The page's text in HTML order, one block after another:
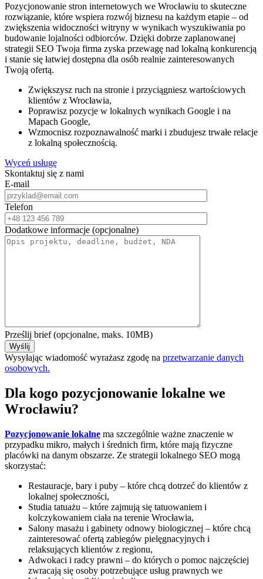
Pozycjonowanie stron internetowych we Wrocławiu to skuteczne
rozwiązanie, które wspiera rozwój biznesu na każdym etapie – od
zwiększenia widoczności witryny w wynikach wyszukiwania po
budowanie lojalności odbiorców. Dzięki dobrze zaplanowanej
strategii SEO Twoja firma zyska przewagę nad lokalną konkurencją
i stanie się łatwiej dostępna dla osób realnie zainteresowanych
Twoją ofertą.
Zwiększysz ruch na stronie i przyciągniesz wartościowych
klientów z Wrocławia,
Poprawisz pozycje w lokalnych wynikach Google i na
Mapach Google,
Wzmocnisz rozpoznawalność marki i zbudujesz trwałe relacje
z lokalną społecznością.
Wyceń usługę
Skontaktuj się z nami
E-mail
Telefon
Dodatkowe informacje (opcjonalne)
Prześlij brief (opcjonalne, maks. 10MB)
Wysyłając wiadomość wyrażasz zgodę na przetwarzanie danych
osobowych.
Dla kogo pozycjonowanie lokalne we
Wrocławiu?
Pozycjonowanie lokalne ma szczególnie ważne znaczenie w
przypadku mikro, małych i średnich firm, które mają fizyczne
placówki na danym obszarze. Ze strategii lokalnego SEO mogą
skorzystać:
Restauracje, bary i puby – które chcą dotrzeć do klientów z
lokalnej społeczności,
Studia tatuażu – które zajmują się tatuowaniem i
kolczykowaniem ciała na terenie Wrocławia,
Salony masażu i gabinety odnowy biologicznej – które chcą
zainteresować ofertą zabiegów pielęgnacyjnych i
relaksujących klientów z regionu,
Adwokaci i radcy prawni – do których o pomoc najczęściej
zwracają się osoby potrzebujące usług prawnych we